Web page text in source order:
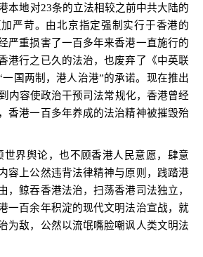
本地对23条的立法相较之前中共大陆的
加严苛。由北京指定强制实行于香港的
严重损害了一百多年来香港一直施行的
港行之已久的法治，也废弃了《中英联
一国两制，港人治港”的承诺。现在推出
内容使政治干预司法常规化，香港曾经
香港一百多年养成的法治精神被摧毁殆
界舆论，也不顾香港人民意愿，肆意
容上公然违背法律精神与原则，践踏港
，鲸吞香港法治，扫荡香港司法独立，
一百余年积淀的现代文明法治宣战，就
为敌，公然以流氓嘴脸嘲讽人类文明法